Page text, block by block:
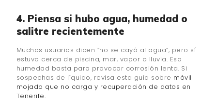
4. Piensa si hubo agua, humedad o
salitre recientemente
Muchos usuarios dicen “no se cayó al agua”, pero sí
estuvo cerca de piscina, mar, vapor o lluvia. Esa
humedad basta para provocar corrosión lenta. Si
sospechas de líquido, revisa esta guía sobre móvil
mojado que no carga y recuperación de datos en
Tenerife.